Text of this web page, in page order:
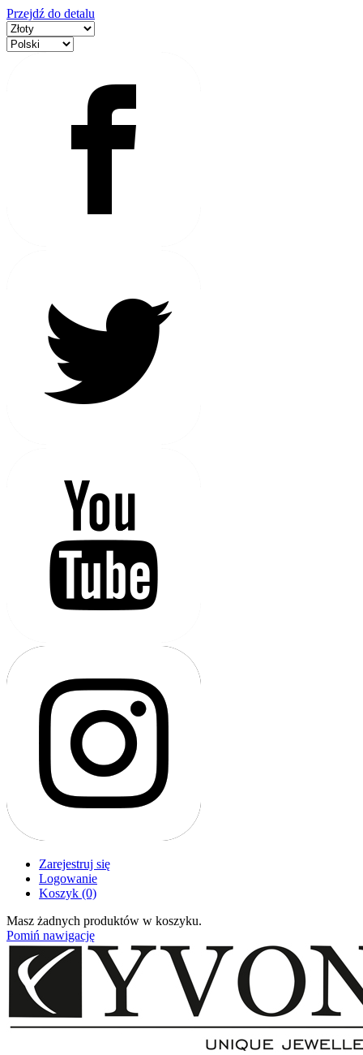
Przejdź do detalu
Zarejestruj się
Logowanie
Koszyk (0)
Masz żadnych produktów w koszyku.
Pomiń nawigację